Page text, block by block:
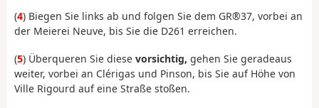
(4) Biegen Sie links ab und folgen Sie dem GR®37, vorbei an
der Meierei Neuve, bis Sie die D261 erreichen.
(5) Überqueren Sie diese vorsichtig, gehen Sie geradeaus
weiter, vorbei an Clérigas und Pinson, bis Sie auf Höhe von
Ville Rigourd auf eine Straße stoßen.